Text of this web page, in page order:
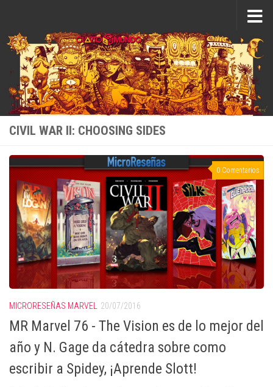
CIVIL WAR II: CHOOSING SIDES
0 Comentarios
MICRORESEÑAS MARVEL 20/07/2016
MR Marvel 76 - The Vision es de lo mejor del
año y N. Gage da cátedra sobre como
escribir a Spidey, ¡Aprende Slott!